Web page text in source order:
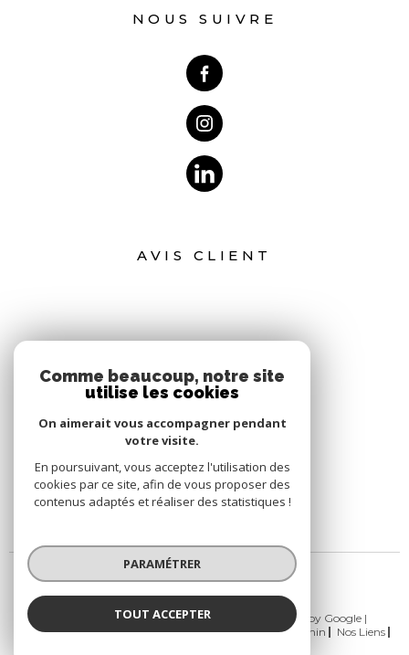
NOUS SUIVRE
AVIS CLIENT
© 2026 | Tous droits réservés | Traduction powered by Google |
Nos Honoraires
Plan Du Site Mentions Légales Admin
Nos Liens
Comme beaucoup, notre site
utilise les cookies
On aimerait vous accompagner pendant
votre visite.
En poursuivant, vous acceptez l'utilisation des
cookies par ce site, afin de vous proposer des
contenus adaptés et réaliser des statistiques !
PARAMÉTRER
TOUT ACCEPTER